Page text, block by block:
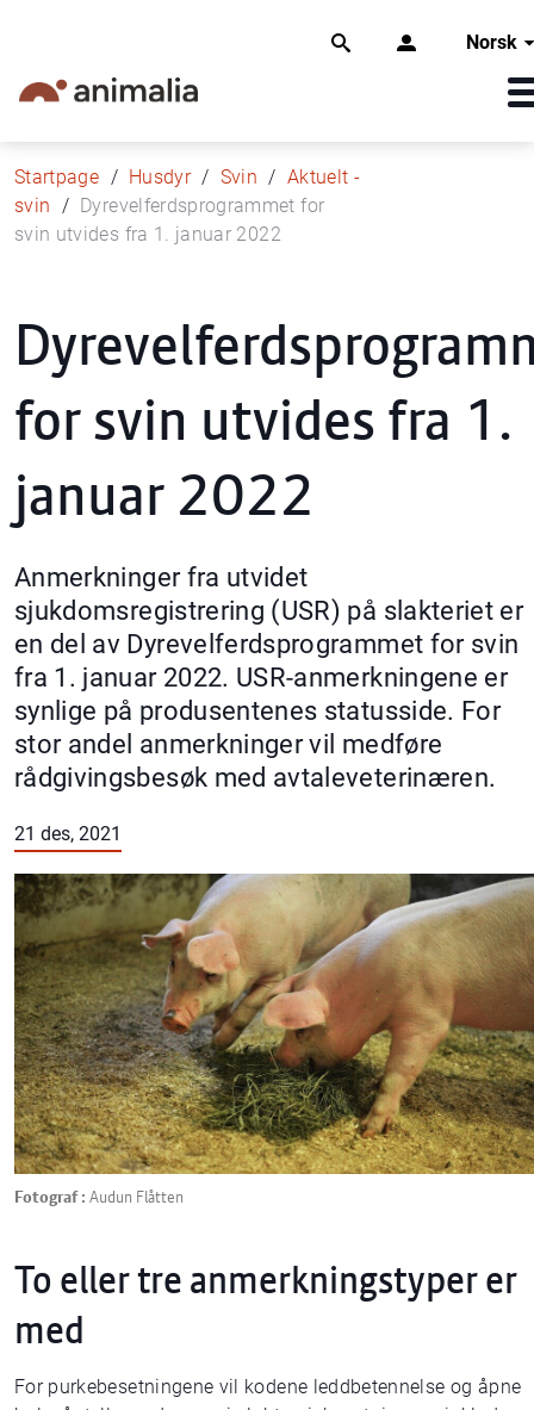
Norsk
Startpage Husdyr Svin
Aktuelt -
svin
Dyrevelferdsprogrammet for
svin utvides fra 1. januar 2022
for svin utvides fra 1.
januar 2022
Anmerkninger fra utvidet
sjukdomsregistrering (USR) på slakteriet er
en del av Dyrevelferdsprogrammet for svin
fra 1. januar 2022. USR-anmerkningene er
synlige på produsentenes statusside. For
stor andel anmerkninger vil medføre
rådgivingsbesøk med avtaleveterinæren.
21 des, 2021
Fotograf : Audun Flåtten
To eller tre anmerkningstyper er
med
For purkebesetningene vil kodene leddbetennelse og åpne